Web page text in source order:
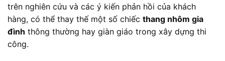
trên nghiên cứu và các ý kiến phản hồi của khách
hàng, có thể thay thế một số chiếc thang nhôm gia
đình thông thường hay giàn giáo trong xây dựng thi
công.